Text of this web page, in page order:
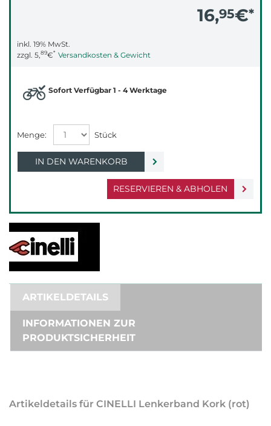
16,95€*
inkl. 19% MwSt.
zzgl. 5,89€* Versandkosten & Gewicht
RESERVIEREN & ABHOLEN
Sofort Verfügbar 1 - 4 Werktage
IN DEN WARENKORB
ARTIKELDETAILS
INFORMATIONEN ZUR
PRODUKTSICHERHEIT
Artikeldetails für CINELLI Lenkerband Kork (rot)